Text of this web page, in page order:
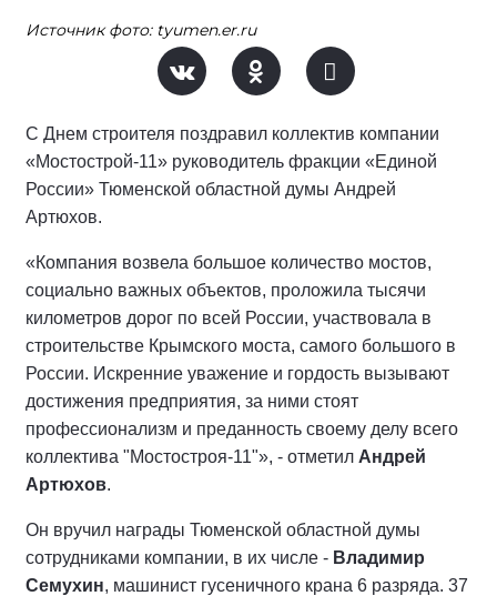
Источник фото: tyumen.er.ru
С Днем строителя поздравил коллектив компании
«Мостострой-11» руководитель фракции «Единой
России» Тюменской областной думы Андрей
Артюхов.
«Компания возвела большое количество мостов,
социально важных объектов, проложила тысячи
километров дорог по всей России, участвовала в
строительстве Крымского моста, самого большого в
России. Искренние уважение и гордость вызывают
достижения предприятия, за ними стоят
профессионализм и преданность своему делу всего
коллектива "Мостостроя-11"», - отметил Андрей
Артюхов.
Он вручил награды Тюменской областной думы
сотрудниками компании, в их числе - Владимир
Семухин, машинист гусеничного крана 6 разряда. 37